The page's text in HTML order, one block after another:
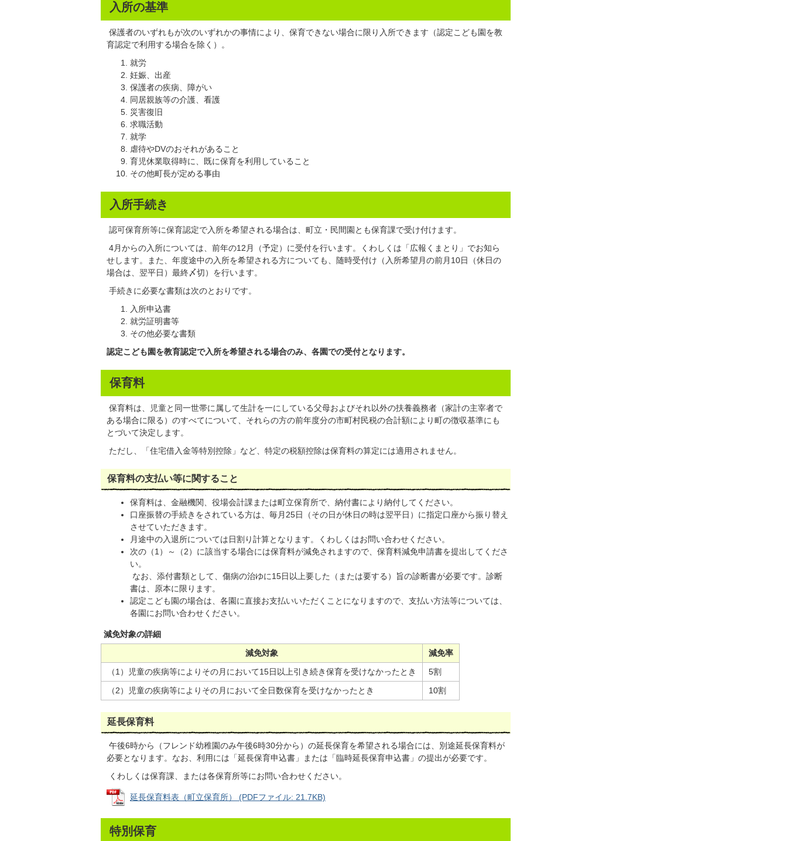
入所の基準
保護者のいずれもが次のいずれかの事情により、保育できない場合に限り入所できます（認定こども園を教
育認定で利用する場合を除く）。
就労
妊娠、出産
保護者の疾病、障がい
同居親族等の介護、看護
災害復旧
求職活動
就学
虐待やDVのおそれがあること
育児休業取得時に、既に保育を利用していること
その他町長が定める事由
入所手続き
認可保育所等に保育認定で入所を希望される場合は、町立・民間園とも保育課で受け付けます。
4月からの入所については、前年の12月（予定）に受付を行います。くわしくは「広報くまとり」でお知ら
せします。また、年度途中の入所を希望される方についても、随時受付け（入所希望月の前月10日（休日の
場合は、翌平日）最終〆切）を行います。
手続きに必要な書類は次のとおりです。
入所申込書
就労証明書等
その他必要な書類
認定こども園を教育認定で入所を希望される場合のみ、各園での受付となります。
保育料
保育料は、児童と同一世帯に属して生計を一にしている父母およびそれ以外の扶養義務者（家計の主宰者で
ある場合に限る）のすべてについて、それらの方の前年度分の市町村民税の合計額により町の徴収基準にも
とづいて決定します。
ただし、「住宅借入金等特別控除」など、特定の税額控除は保育料の算定には適用されません。
保育料の支払い等に関すること
保育料は、金融機関、役場会計課または町立保育所で、納付書により納付してください。
口座振替の手続きをされている方は、毎月25日（その日が休日の時は翌平日）に指定口座から振り替え
させていただきます。
月途中の入退所については日割り計算となります。くわしくはお問い合わせください。
次の（1）～（2）に該当する場合には保育料が減免されますので、保育料減免申請書を提出してくださ
い。
なお、添付書類として、傷病の治ゆに15日以上要した（または要する）旨の診断書が必要です。診断
書は、原本に限ります。
認定こども園の場合は、各園に直接お支払いいただくことになりますので、支払い方法等については、
各園にお問い合わせください。
減免対象の詳細
減免対象
減免率
（1）児童の疾病等によりその月において15日以上引き続き保育を受けなかったとき
5割
（2）児童の疾病等によりその月において全日数保育を受けなかったとき
10割
延長保育料
午後6時から（フレンド幼稚園のみ午後6時30分から）の延長保育を希望される場合には、別途延長保育料が
必要となります。なお、利用には「延長保育申込書」または「臨時延長保育申込書」の提出が必要です。
くわしくは保育課、または各保育所等にお問い合わせください。
延長保育料表（町立保育所） (PDFファイル: 21.7KB)
特別保育